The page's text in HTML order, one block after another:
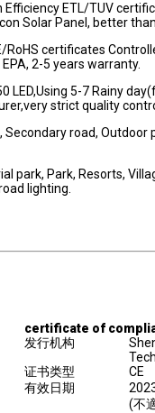
Efficiency ETL/TUV
Solar Panel, better
RoHS certificates
2-5 years warranty.
LED,Using 5-7 Rainy
strict quality
Secondary road, Outdoor
park, Park, Resorts,
lighting.
certificate of
发行机构
证书类型
CE
有效日期
(不